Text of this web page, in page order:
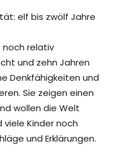
elf bis zwölf Jahre
noch relativ
und zehn Jahren
Denkfähigkeiten und
Sie zeigen einen
wollen die Welt
viele Kinder noch
und Erklärungen.